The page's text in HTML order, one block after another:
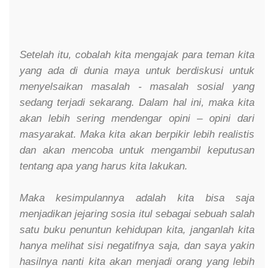
Setelah itu, cobalah kita mengajak para teman kita
yang ada di dunia maya untuk berdiskusi untuk
menyelsaikan masalah - masalah sosial yang
sedang terjadi sekarang. Dalam hal ini, maka kita
akan lebih sering mendengar opini – opini dari
masyarakat. Maka kita akan berpikir lebih realistis
dan akan mencoba untuk mengambil keputusan
tentang apa yang harus kita lakukan.
Maka kesimpulannya adalah kita bisa saja
menjadikan jejaring sosia itul sebagai sebuah salah
satu buku penuntun kehidupan kita, janganlah kita
hanya melihat sisi negatifnya saja, dan saya yakin
hasilnya nanti kita akan menjadi orang yang lebih